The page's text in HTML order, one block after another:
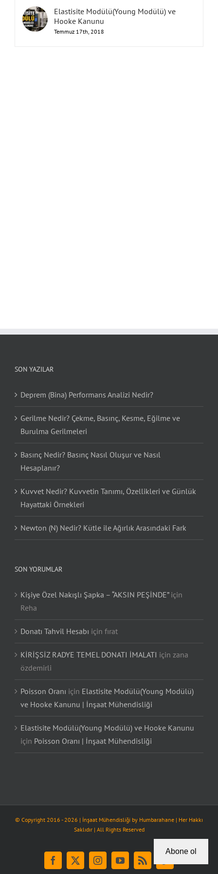
Elastisite Modülü(Young Modülü) ve
Hooke Kanunu
Temmuz 17th, 2018
SON YAZILAR
Deprem (Bina) Performans Analizi Nedir?
Gerilme Nedir? Çekme, Basınç, Kesme, Eğilme ve
Burulma Gerilmeleri
Basınç Nedir? Basınç Nasıl Oluşur ve Nasıl
Hesaplanır?
Kuvvet Nedir? Kuvvetin Tanımı, Özellikleri ve Günlük
Hayattaki Örnekleri
Newton (N) Nedir? Kütle ile Ağırlık Arasındaki Fark
SON YORUMLAR
Kişiye Özel Nakışlı Şapka – “AKSIN PEŞİNDE”için
Reha
Donatı Tahvil Hesabı için fırat
KİRİŞSİZ RADYE TEMEL DONATI İMALATI için zana
özdemirli
Poisson Oranı için Elastisite Modülü(Young Modülü)
ve Hooke Kanunu | İnşaat Mühendisliği
Elastisite Modülü(Young Modülü) ve Hooke Kanunu
için Poisson Oranı | İnşaat Mühendisliği
© Copyright 2016 -2026 | İnşaat Mühendisliği by Humbarahane | Her Hakkı
Saklıdır | All Rights Reserved
Facebook
X InstagramYouTubeRss Tiktok
Abone ol